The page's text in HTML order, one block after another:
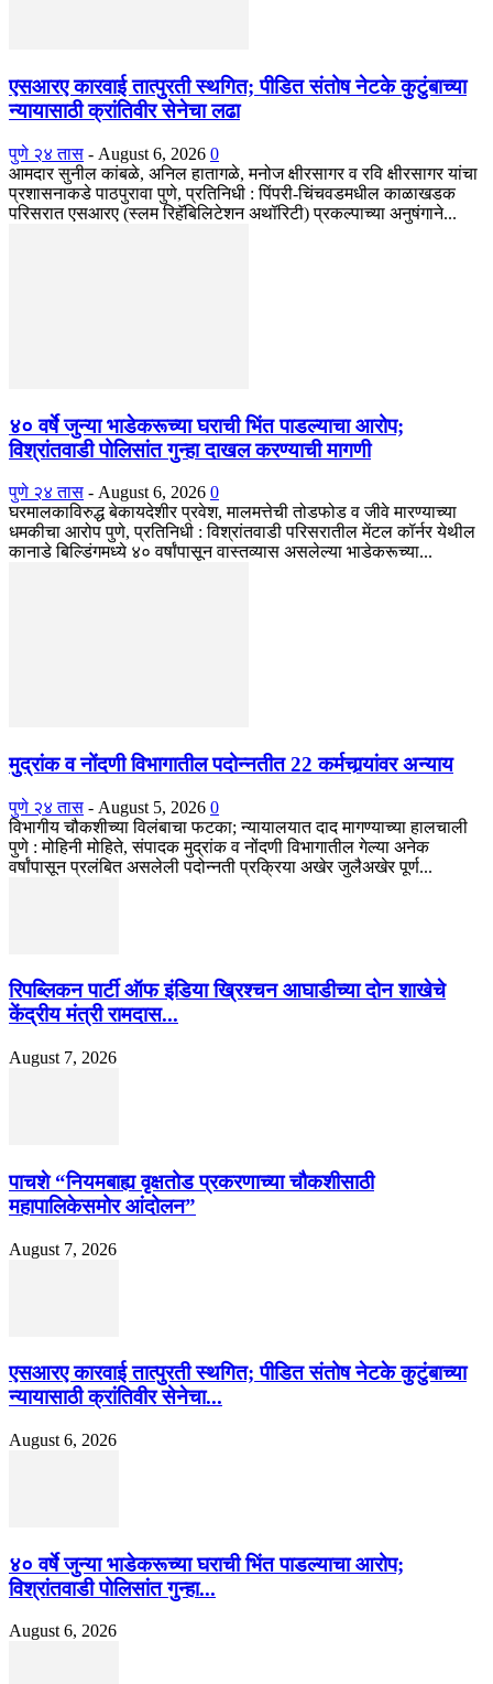
एसआरए कारवाई तात्पुरती स्थगित; पीडित संतोष नेटके कुटुंबाच्या
न्यायासाठी क्रांतिवीर सेनेचा लढा
पुणे २४ तास - August 6, 2026 0
आमदार सुनील कांबळे, अनिल हातागळे, मनोज क्षीरसागर व रवि क्षीरसागर यांचा
प्रशासनाकडे पाठपुरावा पुणे, प्रतिनिधी : पिंपरी-चिंचवडमधील काळाखडक
परिसरात एसआरए (स्लम रिहॅबिलिटेशन अथॉरिटी) प्रकल्पाच्या अनुषंगाने...
४० वर्षे जुन्या भाडेकरूच्या घराची भिंत पाडल्याचा आरोप;
विश्रांतवाडी पोलिसांत गुन्हा दाखल करण्याची मागणी
पुणे २४ तास - August 6, 2026 0
घरमालकाविरुद्ध बेकायदेशीर प्रवेश, मालमत्तेची तोडफोड व जीवे मारण्याच्या
धमकीचा आरोप पुणे, प्रतिनिधी : विश्रांतवाडी परिसरातील मेंटल कॉर्नर येथील
कानाडे बिल्डिंगमध्ये ४० वर्षांपासून वास्तव्यास असलेल्या भाडेकरूच्या...
मुद्रांक व नोंदणी विभागातील पदोन्नतीत 22 कर्मचार्‍यांवर अन्याय
पुणे २४ तास - August 5, 2026 0
विभागीय चौकशीच्या विलंबाचा फटका; न्यायालयात दाद मागण्याच्या हालचाली
पुणे : मोहिनी मोहिते, संपादक मुद्रांक व नोंदणी विभागातील गेल्या अनेक
वर्षांपासून प्रलंबित असलेली पदोन्नती प्रक्रिया अखेर जुलैअखेर पूर्ण...
रिपब्लिकन पार्टी ऑफ इंडिया ख्रिश्चन आघाडीच्या दोन शाखेचे
केंद्रीय मंत्री रामदास...
August 7, 2026
पाचशे “नियमबाह्य वृक्षतोड प्रकरणाच्या चौकशीसाठी
महापालिकेसमोर आंदोलन”
August 7, 2026
एसआरए कारवाई तात्पुरती स्थगित; पीडित संतोष नेटके कुटुंबाच्या
न्यायासाठी क्रांतिवीर सेनेचा...
August 6, 2026
४० वर्षे जुन्या भाडेकरूच्या घराची भिंत पाडल्याचा आरोप;
विश्रांतवाडी पोलिसांत गुन्हा...
August 6, 2026